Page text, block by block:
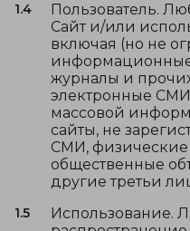
1.4
Пользователь.
Сайт и/или
включая (но не
информационные
журналы и
электронные
массовой
сайты, не
СМИ, физические
общественные
другие третьи
1.5
Использование.